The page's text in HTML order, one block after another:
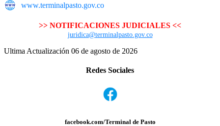
www.terminalpasto.gov.co
>> NOTIFICACIONES JUDICIALES <<
juridica@terminalpasto.gov.co
Ultima Actualización 06 de agosto de 2026
Redes Sociales
facebook.com/Terminal de Pasto